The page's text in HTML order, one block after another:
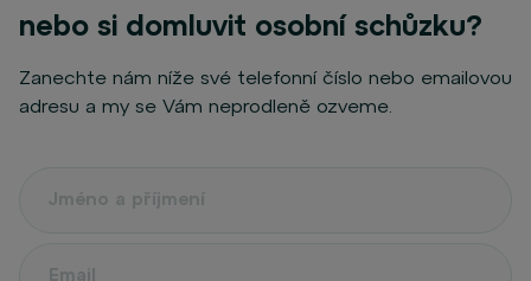
nebo si domluvit osobní schůzku?
Zanechte nám níže své telefonní číslo nebo emailovou
adresu a my se Vám neprodleně ozveme.